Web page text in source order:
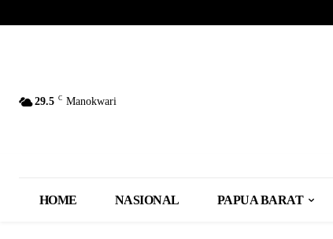
29.5 C Manokwari
HOME NASIONAL PAPUA BARAT